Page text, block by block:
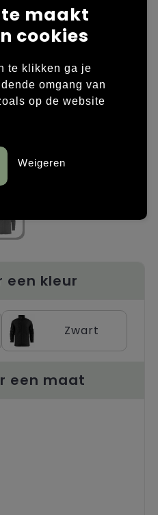
een kleur
Zwart
een maat
maakt
cookies
te klikken ga je
omgang van
op de website
Weigeren